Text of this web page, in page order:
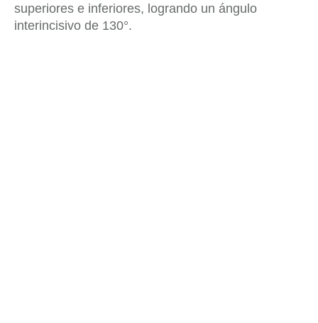
superiores e inferiores, logrando un ángulo
interincisivo de 130°.